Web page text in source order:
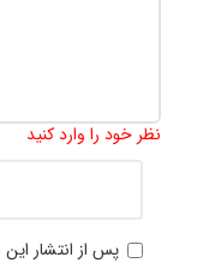
نظر خود را وارد کنید
پس از انتشار